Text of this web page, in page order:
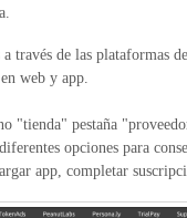
través de las plataformas
web y app.
"tienda" pestaña
opciones para
app, completar